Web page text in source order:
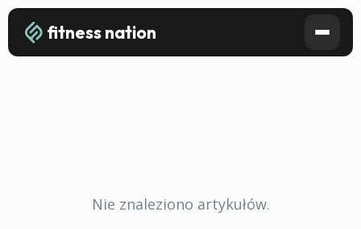
fitness nation
Nie znaleziono artykułów.